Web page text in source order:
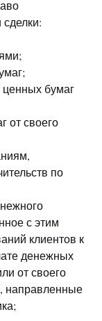
бумаг
от своего
по
с этим
клиентов к
денежных
от своего
направленные